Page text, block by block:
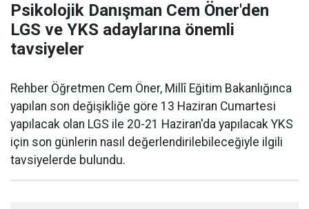
Psikolojik Danışman Cem Öner'den
LGS ve YKS adaylarına önemli
tavsiyeler
Rehber Öğretmen Cem Öner, Millî Eğitim Bakanlığınca
yapılan son değişikliğe göre 13 Haziran Cumartesi
yapılacak olan LGS ile 20-21 Haziran'da yapılacak YKS
için son günlerin nasıl değerlendirilebileceğiyle ilgili
tavsiyelerde bulundu.